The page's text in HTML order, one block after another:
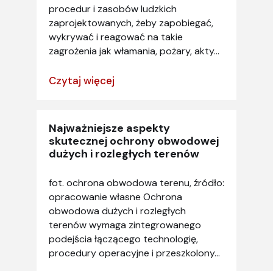
procedur i zasobów ludzkich
zaprojektowanych, żeby zapobiegać,
wykrywać i reagować na takie
zagrożenia jak włamania, pożary, akty...
Czytaj więcej
Najważniejsze aspekty
skutecznej ochrony obwodowej
dużych i rozległych terenów
fot. ochrona obwodowa terenu, źródło:
opracowanie własne Ochrona
obwodowa dużych i rozległych
terenów wymaga zintegrowanego
podejścia łączącego technologię,
procedury operacyjne i przeszkolony...